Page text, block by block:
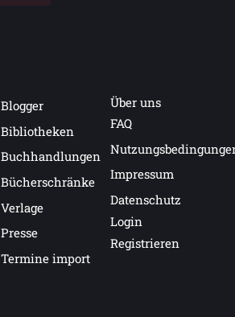
Blogger
Bibliotheken
Buchhandlungen
Bücherschränke
Verlage
Presse
Termine import
Über uns
FAQ
Impressum
Datenschutz
Login
Registrieren